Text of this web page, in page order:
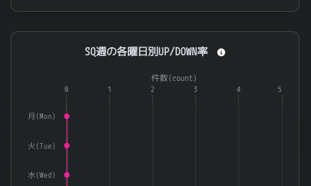
End of interactive chart.
SQ週の各曜日別UP/DOWN率
Combination chart with 3 data series.
The chart has 1 X axis displaying categories.
件数(count)
月(Mon)
火(Tue)
水(Wed)
0 1 2 3 4 5
SQ週の各曜日別UP/DOWN率